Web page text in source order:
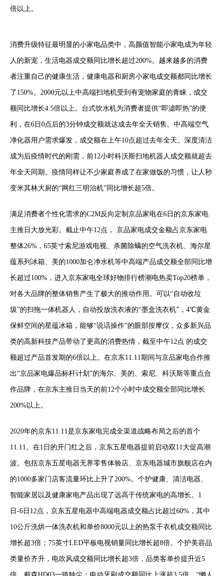
倍以上。
消费升级特征最明显的小家电品类中，高颜值智能小家电成为年轻
人的新宠，生活电器成交额同比增长超过200%。越来越多的消费
者注重自己的健康生活，健康电器和厨房小家电成交额都同比增长
了150%。2000元以上中高端扫地机受到有宠物家庭的青睐，成交
额同比增长4.5倍以上。台式饮水机为消费者提供“即滤即热”的便
利，在6日0点后的3分钟成交额就达成去年全天销售。中高端空气
净化器用户需求爆发，成交额在上午10点超过去年全天。深度清洁
成为后疫情时代的刚需，前12小时科沃斯扫地机器人成交额就超去
年全天同期。疫情同样让不少家庭养成了在家做饭的习惯，让人秒
变米其林大厨的“网红三明治机”同比增长超5倍。
满足消费者个性化需求的C2M反向定制京品家电在6日的京东家电
主推日大放光彩。截止中午12点， 京品家电成交金额占京东家电
整体26%，65英寸索尼游戏电视、杀菌除螨的空气洗衣机、海尔星
蕴系列冰箱、美的1000加仑净水机等中高端产品成交额全部同比增
长超过100%，进入京东家电全球好物排行榜潮电热卖Top20榜单，
对各大品牌的整体销售产生了极大的推动作用。可以“自动收垃
圾”的扫拖一体机器人，自动投放洗衣液的“墨盒洗衣机”，4℃黄金
保鲜空间的星蕴冰箱，能够“说话操作”的眼部按摩仪，众多新兴品
类的高新科技产品带动了更高的消费热情，截至中午12点 的成交
额超过产品首发期的6倍以上。在京东11.11期间与京品家电合作推
出“京品家电爆品标杆计划”的海尔、美的、索尼、科沃斯等重点合
作品牌，在京东主推日当天的前12个小时中成交额全部同比增长
200%以上。
2020年的京东11.11是京东家电完成全渠道战略布局之后的首个
11.11。在1日的开门红之后，京东五星电器提前启动双11大促高潮
波。包括京东五星电器无界零售体验店、京东电器城市旗舰店在内
的1000多家门店客流量环比上升了200%。个护健康、清洁电器、
智能家居以及健康家电产品出现了远高于传统家电的高增长。1
日-6日12点，京东五星电器中高端电器成交额占比超过60%，其中
10公斤洗烘一体洗衣机和单价8000元以上的热泵干衣机成交额同比
增长超3倍；75英寸LED平板电视销量同比增长超8倍。个护美容品
类量价齐升，电吹风成交额同比增长超3倍，品类客单价提升近5